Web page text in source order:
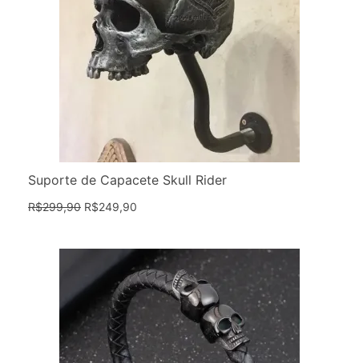
Suporte de Capacete Skull Rider
R$299,90 R$249,90